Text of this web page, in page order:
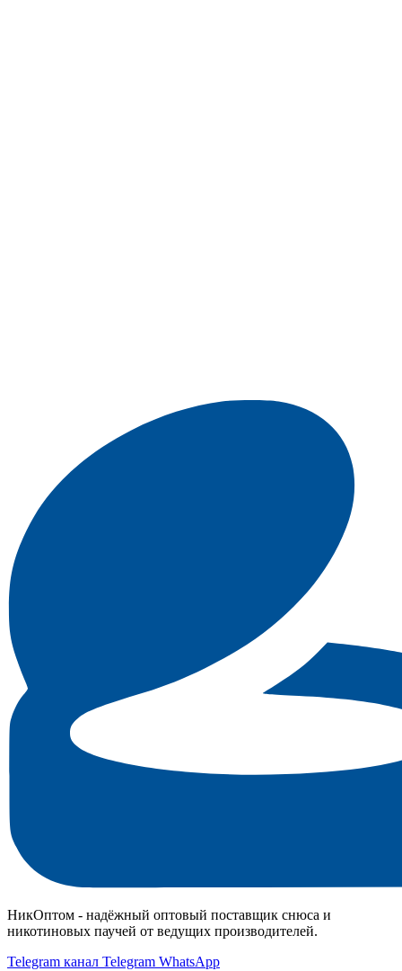
НикОптом - надёжный оптовый поставщик снюса и
никотиновых паучей от ведущих производителей.
Telegram канал Telegram WhatsApp